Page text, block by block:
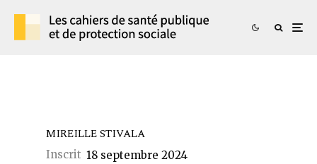
MIREILLE STIVALA
Inscrit 18 septembre 2024